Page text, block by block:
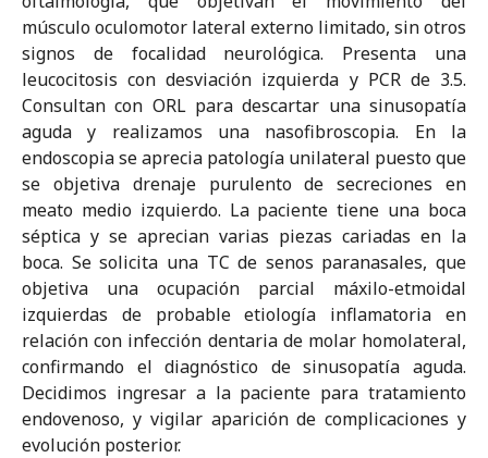
músculo oculomotor lateral externo limitado, sin otros
signos de focalidad neurológica. Presenta una
leucocitosis con desviación izquierda y PCR de 3.5.
Consultan con ORL para descartar una sinusopatía
aguda y realizamos una nasofibroscopia. En la
endoscopia se aprecia patología unilateral puesto que
se objetiva drenaje purulento de secreciones en
meato medio izquierdo. La paciente tiene una boca
séptica y se aprecian varias piezas cariadas en la
boca. Se solicita una TC de senos paranasales, que
objetiva una ocupación parcial máxilo-etmoidal
izquierdas de probable etiología inflamatoria en
relación con infección dentaria de molar homolateral,
confirmando el diagnóstico de sinusopatía aguda.
Decidimos ingresar a la paciente para tratamiento
endovenoso, y vigilar aparición de complicaciones y
evolución posterior.